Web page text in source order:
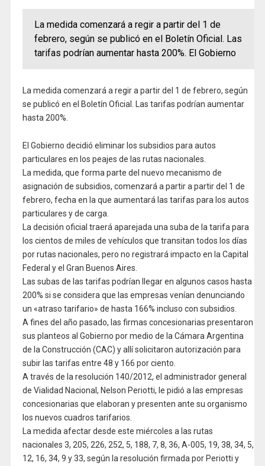
La medida comenzará a regir a partir del 1 de
febrero, según se publicó en el Boletín Oficial. Las
tarifas podrían aumentar hasta 200%. El Gobierno
La medida comenzará a regir a partir del 1 de febrero, según
se publicó en el Boletín Oficial. Las tarifas podrían aumentar
hasta 200%.
El Gobierno decidió eliminar los subsidios para autos
particulares en los peajes de las rutas nacionales.
La medida, que forma parte del nuevo mecanismo de
asignación de subsidios, comenzará a partir a partir del 1 de
febrero, fecha en la que aumentará las tarifas para los autos
particulares y de carga.
La decisión oficial traerá aparejada una suba de la tarifa para
los cientos de miles de vehículos que transitan todos los días
por rutas nacionales, pero no registrará impacto en la Capital
Federal y el Gran Buenos Aires.
Las subas de las tarifas podrían llegar en algunos casos hasta
200% si se considera que las empresas venían denunciando
un «atraso tarifario» de hasta 166% incluso con subsidios.
A fines del año pasado, las firmas concesionarias presentaron
sus planteos al Gobierno por medio de la Cámara Argentina
de la Construcción (CAC) y allí solicitaron autorización para
subir las tarifas entre 48 y 166 por ciento.
A través de la resolución 140/2012, el administrador general
de Vialidad Nacional, Nelson Periotti, le pidió a las empresas
concesionarias que elaboran y presenten ante su organismo
los nuevos cuadros tarifarios.
La medida afectar desde este miércoles a las rutas
nacionales 3, 205, 226, 252, 5, 188, 7, 8, 36, A-005, 19, 38, 34, 5,
12, 16, 34, 9 y 33, según la resolución firmada por Periotti y